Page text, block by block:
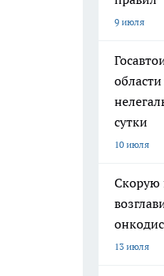
9 июля
сутки
10 июля
Скорую
13 июля